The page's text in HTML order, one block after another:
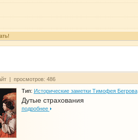
| просмотров: 486
Тип: Исторические заметки Тимофея Бегрова
Дутые страхования
подробнее